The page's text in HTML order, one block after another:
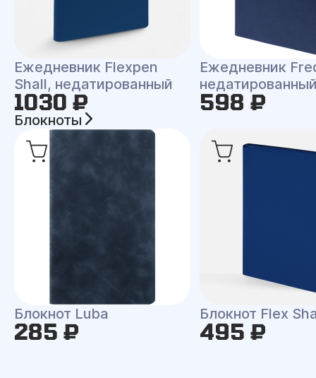
Ежедневник Flexpen
Shall, недатированный
1030 ₽
Ежедневник
598 ₽
Блокноты
Блокнот Luba
285 ₽
Блокнот Flex
495 ₽